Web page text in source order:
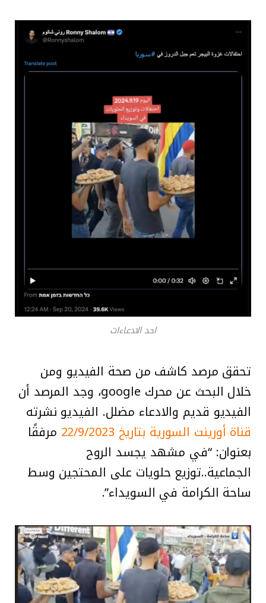
احد الادعاءات
تحقق مرصد كاشف من صحة الفيديو ومن
خلال البحث عن محرك google، وجد المرصد أن
الفيديو قديم والادعاء مضلل. الفيديو نشرته
قناة أورينت السورية بتاريخ 22/9/2023
مرفقًا
بعنوان: “في مشهد يجسد الروح
الجماعية..توزيع حلويات على المحتجين وسط
ساحة الكرامة في السويداء”.